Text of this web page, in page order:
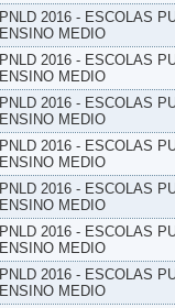
PNLD 2016 - ESCOLAS
ENSINO MEDIO
PNLD 2016 - ESCOLAS
ENSINO MEDIO
PNLD 2016 - ESCOLAS
ENSINO MEDIO
PNLD 2016 - ESCOLAS
ENSINO MEDIO
PNLD 2016 - ESCOLAS
ENSINO MEDIO
PNLD 2016 - ESCOLAS
ENSINO MEDIO
PNLD 2016 - ESCOLAS
ENSINO MEDIO